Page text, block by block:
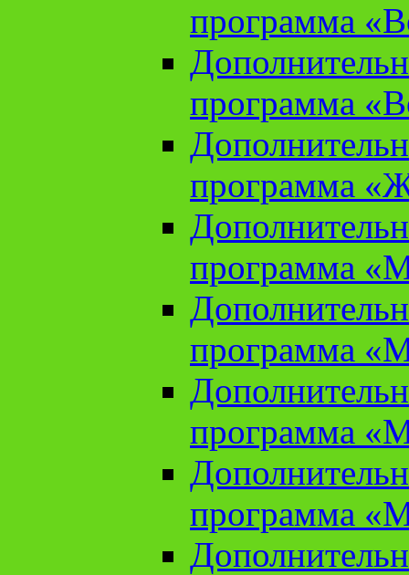
программа
программа
программа
программа
программа
программа
программа